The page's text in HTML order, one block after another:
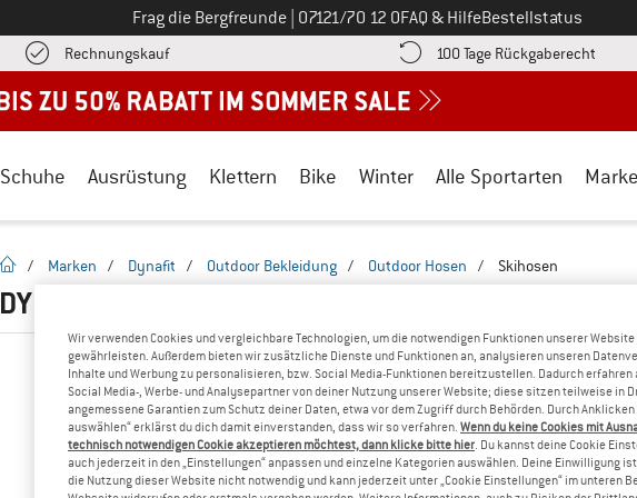
Frag die Bergfreunde Ruf uns an unter
07121/70 12 0FAQ & HilfeBestellstatus
RechnungskaufFinde die Zahlungs-Infos hier! Öffnet sich in einer Infobox
100 Tage Rückgaberecht
Schuhe Ausrüstung Klettern Bike Winter Alle Sportarten
Startseite
/ Marken / Dynafit / Outdoor Bekleidung / Outdoor Hosen / Skihosen
DYNAFIT SKIHOSEN - SKITOUREN
Wir verwenden Cookies und vergleichbare Technologien, um die notwendigen Funktionen unserer Website
gewährleisten. Außerdem bieten wir zusätzliche Dienste und Funktionen an, analysieren unseren
Inhalte und Werbung zu personalisieren, bzw. Social Media-Funktionen bereitzustellen. Dadurch erfahren
Social Media-, Werbe- und Analysepartner von deiner Nutzung unserer Website; diese sitzen teilweise in
angemessene Garantien zum Schutz deiner Daten, etwa vor dem Zugriff durch Behörden. Durch Anklicken
auswählen“ erklärst du dich damit einverstanden, dass wir so verfahren. Wenn du keine Cookies mit
technisch notwendigen Cookie akzeptieren möchtest, dann klicke bitte hier. Du kannst deine Cookie
auch jederzeit in den „Einstellungen“ anpassen und einzelne Kategorien auswählen. Deine Einwilligung
die Nutzung dieser Website nicht notwendig und kann jederzeit unter „Cookie Einstellungen“ im unteren